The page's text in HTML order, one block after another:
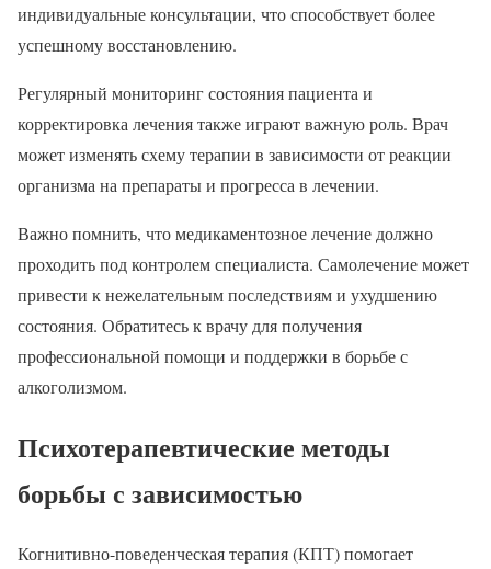
индивидуальные консультации, что способствует более
успешному восстановлению.
Регулярный мониторинг состояния пациента и
корректировка лечения также играют важную роль. Врач
может изменять схему терапии в зависимости от реакции
организма на препараты и прогресса в лечении.
Важно помнить, что медикаментозное лечение должно
проходить под контролем специалиста. Самолечение может
привести к нежелательным последствиям и ухудшению
состояния. Обратитесь к врачу для получения
профессиональной помощи и поддержки в борьбе с
алкоголизмом.
Психотерапевтические методы
борьбы с зависимостью
Когнитивно-поведенческая терапия (КПТ) помогает